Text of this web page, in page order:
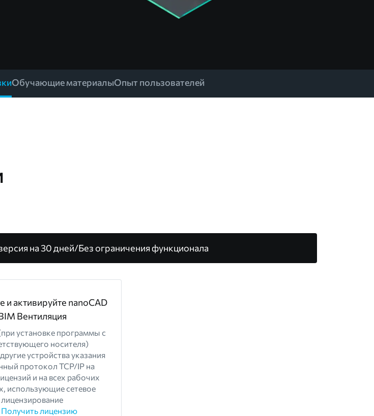
Обучающие материалыОпыт пользователей
на 30 дней/Без ограничения функционала
и активируйте nanoCAD
Вентиляция
установке программы с
носителя)
устройства указания
протокол TCP/IP на
и на всех рабочих
использующие сетевое
лицензирование
Получить лицензию